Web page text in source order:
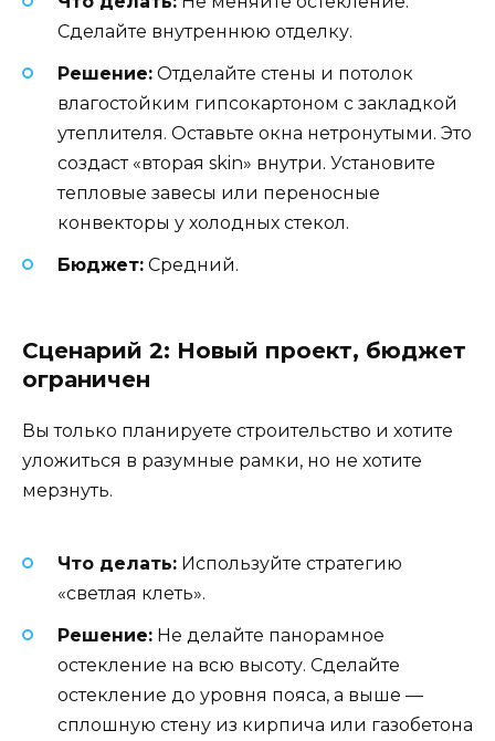
Сделайте внутреннюю отделку.
Решение: Отделайте стены и потолок
влагостойким гипсокартоном с закладкой
утеплителя. Оставьте окна нетронутыми. Это
создаст «вторая skin» внутри. Установите
тепловые завесы или переносные
конвекторы у холодных стекол.
Бюджет: Средний.
Сценарий 2: Новый проект, бюджет
ограничен
Вы только планируете строительство и хотите
уложиться в разумные рамки, но не хотите
мерзнуть.
Что делать: Используйте стратегию
«светлая клеть».
Решение: Не делайте панорамное
остекление на всю высоту. Сделайте
остекление до уровня пояса, а выше —
сплошную стену из кирпича или газобетона